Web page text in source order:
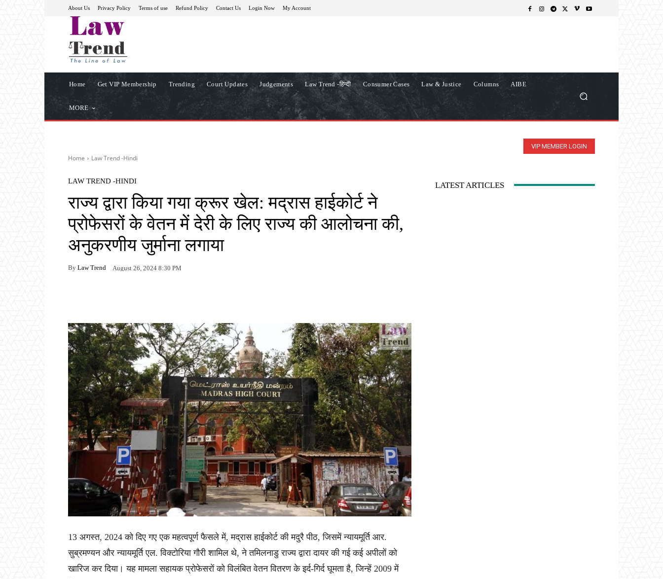
About Us Privacy Policy Terms of use Refund Policy Contact Us Login Now My Account
Home Get VIP Membership Trending Court Updates Judgements Law Trend -हिन्दी Consumer Cases Law & Justice Columns AIBE
MORE
VIP MEMBER LOGIN
Home Law Trend -Hindi
LAW TREND -HINDI
राज्य द्वारा किया गया क्रूर खेल: मद्रास हाईकोर्ट ने
प्रोफेसरों के वेतन में देरी के लिए राज्य की आलोचना की,
अनुकरणीय जुर्माना लगाया
By Law Trend August 26, 2024 8:30 PM
13 अगस्त, 2024 को दिए गए एक महत्वपूर्ण फैसले में, मद्रास हाईकोर्ट की मदुरै पीठ, जिसमें न्यायमूर्ति आर.
सुब्रमण्यन और न्यायमूर्ति एल. विक्टोरिया गौरी शामिल थे, ने तमिलनाडु राज्य द्वारा दायर की गई कई अपीलों को
खारिज कर दिया। यह मामला सहायक प्रोफेसरों को विलंबित वेतन वितरण के इर्द-गिर्द घूमता है, जिन्हें 2009 में
LATEST ARTICLES